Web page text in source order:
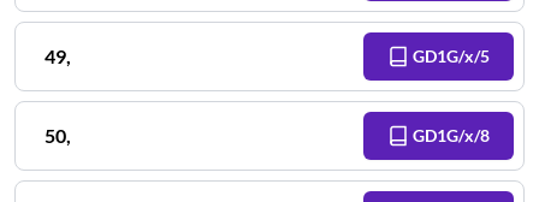
49, GD1G/x/5
50, GD1G/x/8